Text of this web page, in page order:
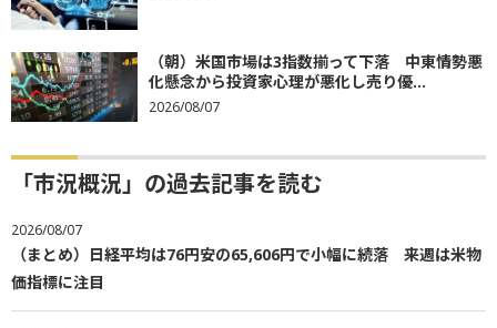
（朝）米国市場は3指数揃って下落 中東情勢悪
化懸念から投資家心理が悪化し売り優...
2026/08/07
「市況概況」の過去記事を読む
2026/08/07
（まとめ）日経平均は76円安の65,606円で小幅に続落 来週は米物
価指標に注目